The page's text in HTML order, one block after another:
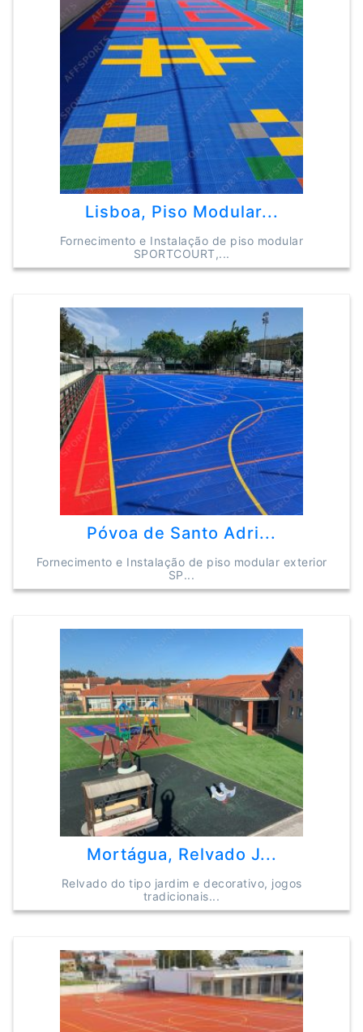
Lisboa, Piso Modular...
Fornecimento e Instalação de piso modular
SPORTCOURT,...
Póvoa de Santo Adri...
Fornecimento e Instalação de piso modular exterior
SP...
Mortágua, Relvado J...
Relvado do tipo jardim e decorativo, jogos
tradicionais...